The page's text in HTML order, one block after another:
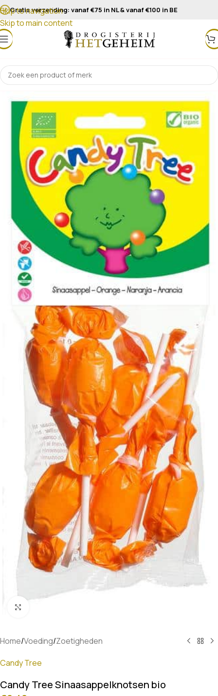
Skip to navigation
Skip to main content
Gratis verzending: vanaf €75 in NL & vanaf €100 in BE
Home/Voeding/Zoetigheden
Candy Tree
Candy Tree Sinaasappelknotsen bio